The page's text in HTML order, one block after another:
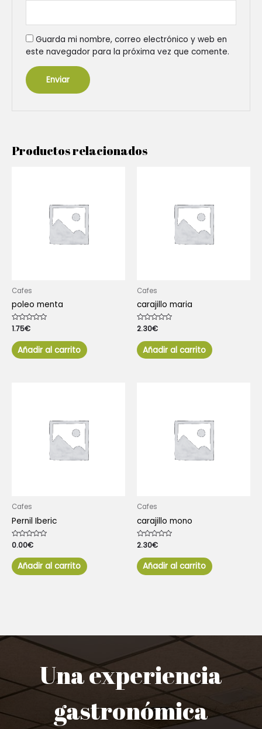
Guarda mi nombre, correo electrónico y web en
este navegador para la próxima vez que comente.
Productos relacionados
Cafes
poleo menta
Valorado
con
de
5
1.75€
Añadir al carrito
Cafes
carajillo maria
Valorado
con
de
5
2.30€
Añadir al carrito
Cafes
Pernil Iberic
Valorado
con
de
5
0.00€
Añadir al carrito
Cafes
carajillo mono
Valorado
con
de
5
2.30€
Añadir al carrito
Una experiencia
gastronómica